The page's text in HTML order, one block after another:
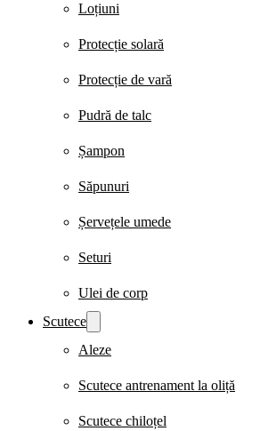
Loțiuni
Protecție solară
Protecție de vară
Pudră de talc
Șampon
Săpunuri
Șervețele umede
Seturi
Ulei de corp
Scutece
Aleze
Scutece antrenament la oliță
Scutece chiloțel